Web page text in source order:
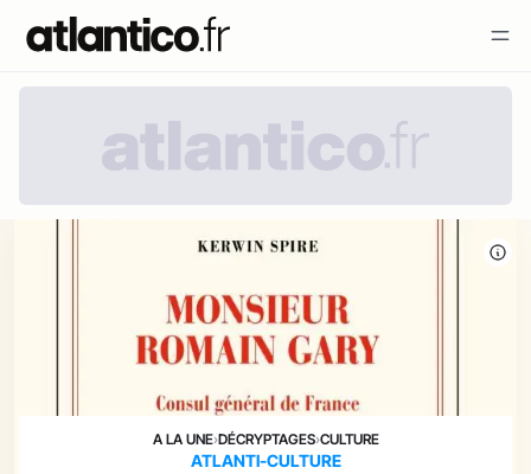
A LA UNE›DÉCRYPTAGES›CULTURE
ATLANTI-CULTURE